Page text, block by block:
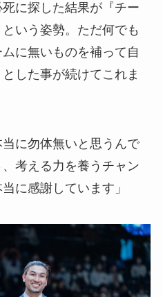
に探した結果が『チー
いう姿勢。ただ何でも
に無いものを補って自
した事が続けてこれま
当に勿体無いと思うんで
考える力を養うチャン
に感謝しています」